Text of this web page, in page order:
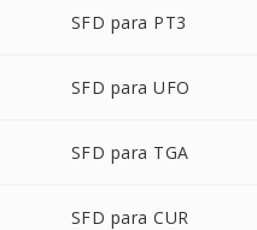
SFD para PT3
SFD para UFO
SFD para TGA
SFD para CUR